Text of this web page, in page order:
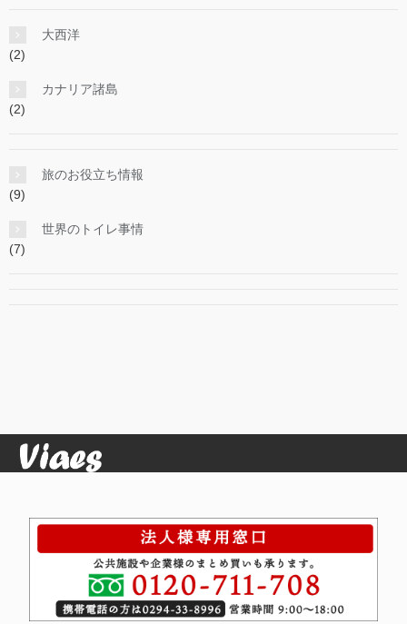
大西洋
(2)
カナリア諸島
(2)
旅のお役立ち情報
(9)
世界のトイレ事情
(7)